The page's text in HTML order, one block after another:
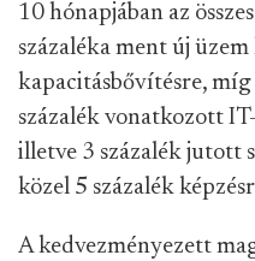
10 hónapjában az
százaléka ment új
kapacitásbővítésre,
százalék vonatkozott
illetve 3 százalék jutott
közel 5 százalék
A kedvezményezett